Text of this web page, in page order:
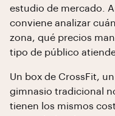
estudio de mercado.
conviene analizar
zona, qué precios
tipo de público
Un box de CrossFit,
gimnasio tradicional
tienen los mismos